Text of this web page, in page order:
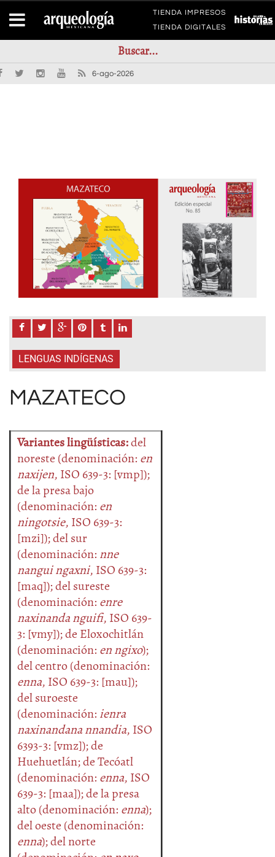
TIENDA IMPRESOS
TIENDA DIGITALES
6-ago-2026
LENGUAS INDÍGENAS
MAZATECO
Variantes lingüísticas:del
noreste (denominación: en
naxijen, ISO 639-3: [vmp]);
de la presa bajo
(denominación: en
ningotsie, ISO 639-3:
[mzi]); del sur
(denominación: nne
nangui ngaxni, ISO 639-3:
[maq]); del sureste
(denominación: enre
naxinanda nguifi, ISO 639-
3: [vmy]); de Eloxochitlán
(denominación: en ngixo);
del centro (denominación:
enna, ISO 639-3: [mau]);
del suroeste
(denominación: ienra
naxinandana nnandia, ISO
6393-3: [vmz]); de
Huehuetlán; de Tecóatl
(denominación: enna, ISO
639-3: [maa]); de la presa
alto (denominación: enna);
del oeste (denominación:
enna); del norte